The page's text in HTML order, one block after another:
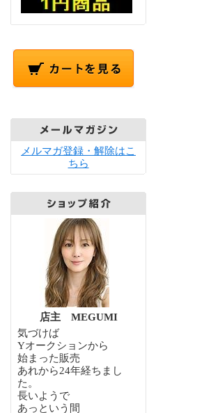
メルマガ登録・解除はこ
ちら
店主 MEGUMI
気づけば
Yオークションから
始まった販売
あれから24年経ちまし
た。
長いようで
あっという間